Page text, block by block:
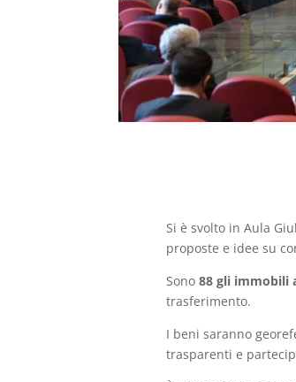
Si è svolto in Aula
proposte e idee su
Sono88 gli immobili
trasferimento.
I beni saranno
trasparenti e